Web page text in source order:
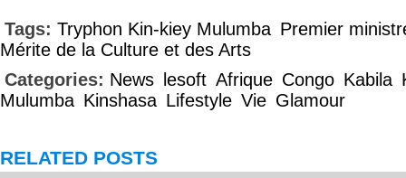
Tags: Tryphon Kin-kiey Mulumba Premier
Mérite de la Culture et des Arts
Categories: News lesoft Afrique Congo Kabila
Mulumba Kinshasa Lifestyle Vie Glamour
RELATED POSTS